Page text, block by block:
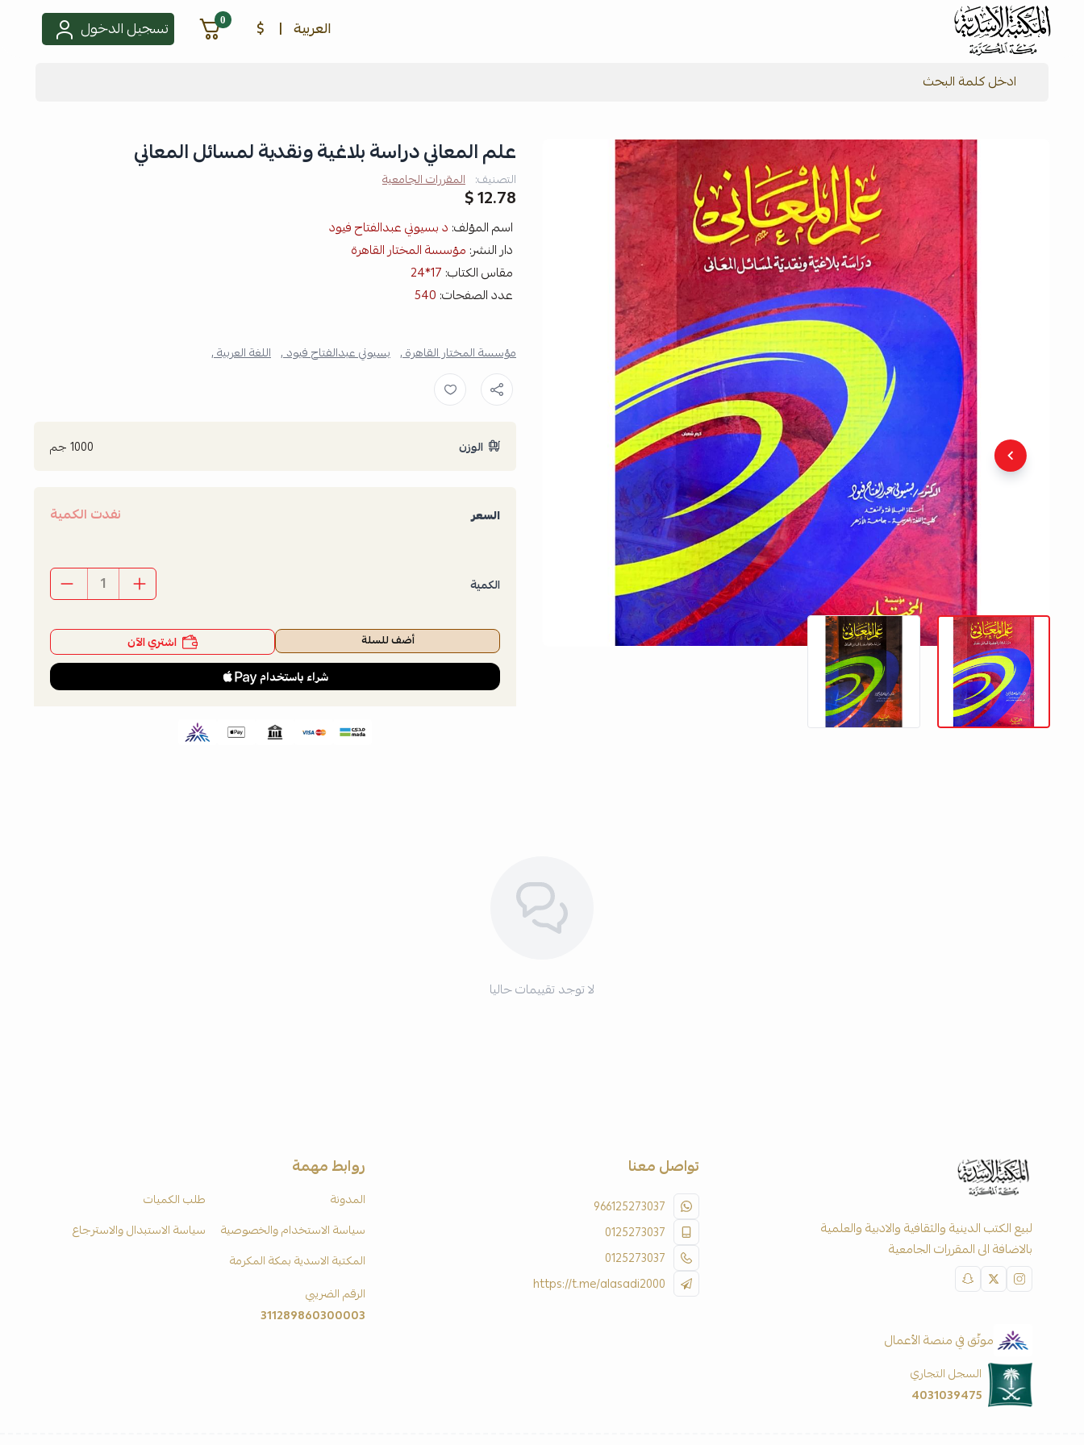
شركة المكتبة الأسدية للنشر والتوزيع العربية |
$
0 تسجيل الدخول
علم المعاني دراسة بلاغية ونقدية لمسائل المعاني
التصنيف: المقررات الجامعية
12.78 $
اسم المؤلف: د بسيوني عبدالفتاح فيود
دار النشر: مؤسسة المختار القاهرة
مقاس الكتاب: 17*24
عدد الصفحات:
مؤسسة المختار القاهرة , بسيوني عبدالفتاح فيود , اللغة العربية ,
الوزن 1000 جم
السعر نفدت الكمية
الكمية
أضف للسلة اشتري الآن
لا توجد تقييمات حاليا
لبيع الكتب الدينية والثقافية والادبية والعلمية
بالاضافة الى المقررات الجامعية
موثّق في منصة الأعمال
السجل التجاري
4031039475
تواصل معنا
966125273037
0125273037
0125273037
https://t.me/alasadi2000
روابط مهمة
المدونة
طلب الكميات
سياسة الاستخدام والخصوصية
سياسة الاستبدال والاسترجاع
المكتبة الاسدية بمكة المكرمة
الرقم الضريبي
311289860300003